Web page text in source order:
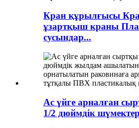
Кран құрылғысы
ұзартқыш краны
сусындар...
Ас үйге арналған
1/2 дюймдік